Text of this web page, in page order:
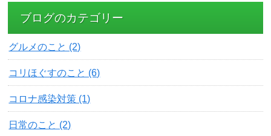
ブログのカテゴリー
グルメのこと (2)
コリほぐすのこと (6)
コロナ感染対策 (1)
日常のこと (2)